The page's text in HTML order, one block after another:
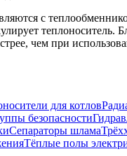
с
теплоноситель.
чем при
для котлов
безопасности
Сепараторы шлама
Тёплые полы